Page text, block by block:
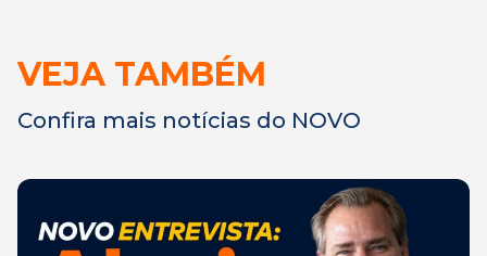
VEJA TAMBÉM
Confira mais notícias do NOVO